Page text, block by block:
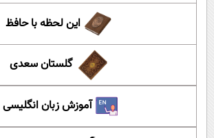
این لحظه با حافظ
گلستان سعدی
آموزش زبان انگلیسی